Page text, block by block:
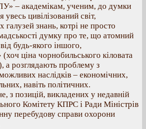
– академікам, ученим, до думки
увесь цивілізований світ,
галузей знань, котрі не просто
думку про те, що атомний
будь-якого іншого,
(хоч ціна чорнобильського кіловата
а розглядають проблему з
наслідків – економічних,
навіть політичних.
з позицій, викладених у недавній
Комітету КПРС і Ради Міністрів
перебудову справи охорони